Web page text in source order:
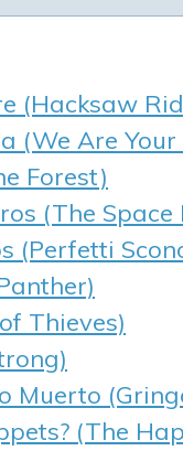
(Hacksaw
(We Are
Forest)
(The Space
(Perfetti
Thieves)
Muerto
(The